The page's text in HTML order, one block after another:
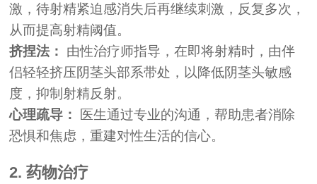
激，待射精紧迫感消失后再继续刺激，反复多次，
从而提高射精阈值。
挤捏法：
由性治疗师指导，在即将射精时，由伴
侣轻轻挤压阴茎头部系带处，以降低阴茎头敏感
度，抑制射精反射。
心理疏导：
医生通过专业的沟通，帮助患者消除
恐惧和焦虑，重建对性生活的信心。
2. 药物治疗